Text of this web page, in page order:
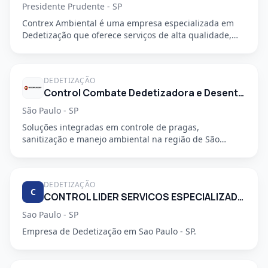
Presidente Prudente - SP
Contrex Ambiental é uma empresa especializada em
Dedetização que oferece serviços de alta qualidade,
DEDETIZAÇÃO
Control Combate Dedetizadora e Desentupidora
São Paulo - SP
Soluções integradas em controle de pragas,
sanitização e manejo ambiental na região de São
C
DEDETIZAÇÃO
CONTROL LIDER SERVICOS ESPECIALIZADOS LTDA
Sao Paulo - SP
Empresa de Dedetização em Sao Paulo - SP.